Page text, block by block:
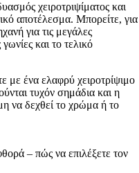
χειροτριψίματος και
αποτέλεσμα. Μπορείτε, για
για τις μεγάλες
γωνίες και το τελικό
με ένα ελαφρύ χειροτρίψιμο
τυχόν σημάδια και η
να δεχθεί το χρώμα ή το
– πώς να επιλέξετε τον